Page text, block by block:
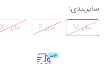
سایزبندی:
سایز M سایز S سایز XXL